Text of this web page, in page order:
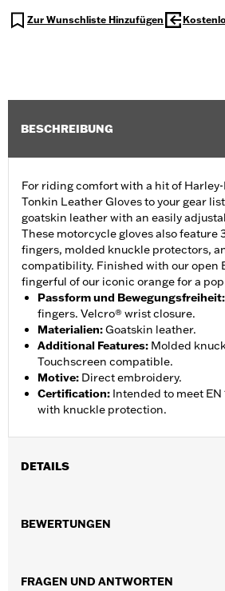
Zur Wunschliste Hinzufügen
BESCHREIBUNG
For riding comfort with a hit of
Tonkin Leather Gloves to your gear
goatskin leather with an easily
These motorcycle gloves also feature
fingers, molded knuckle protectors,
compatibility. Finished with our open
fingerful of our iconic orange for a
Passform und Bewegungsfreiheit:
fingers. Velcro® wrist closure.
Materialien:Goatskin leather.
Additional Features: Molded
Touchscreen compatible.
Motive: Direct embroidery.
Certification: Intended to meet EN
with knuckle protection.
DETAILS
Funktionsmerkmale:
d.com/warranty for full details
BEWERTUNGEN
FRAGEN UND ANTWORTEN